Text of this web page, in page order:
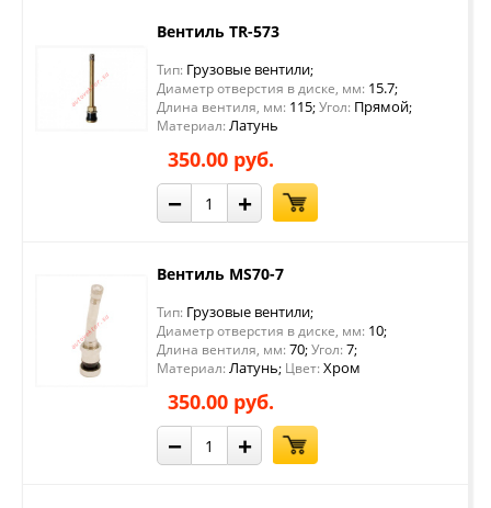
Вентиль TR-573
Тип: Грузовые вентили;
Диаметр отверстия в диске, мм: 15.7;
Длина вентиля, мм: 115;Угол: Прямой;
Материал: Латунь
350.00 руб.
− +
Вентиль MS70-7
Тип: Грузовые вентили;
Диаметр отверстия в диске, мм: 10;
Длина вентиля, мм: 70;Угол: 7;
Материал: Латунь; Цвет: Хром
350.00 руб.
− +